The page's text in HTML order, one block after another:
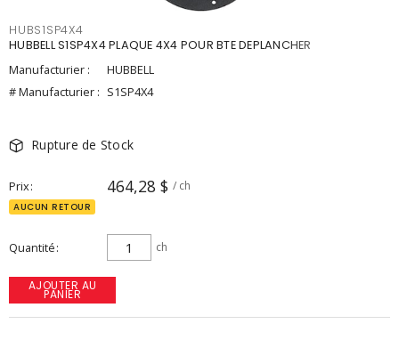
HUBS1SP4X4
HUBBELL S1SP4X4 PLAQUE 4X4 POUR BTE DEPLANCHER
Manufacturier :
HUBBELL
# Manufacturier : S1SP4X4
Rupture de Stock
Prix 464,28 $ / ch
AUCUN RETOUR
Quantité ch
AJOUTER AU
PANIER